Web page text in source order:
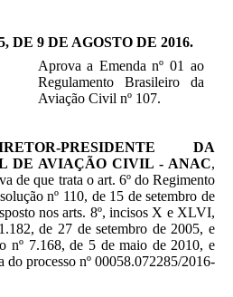
DE 9 DE AGOSTO DE 2016.
Aprova a Emenda nº 01 ao
Regulamento Brasileiro da
Aviação Civil nº 107.
PRESIDENTE DA
DE AVIAÇÃO CIVIL - ANAC,
de que trata o art. 6º do Regimento
nº 110, de 15 de setembro de
nos arts. 8º, incisos X e XLVI,
de 27 de setembro de 2005, e
nº 7.168, de 5 de maio de 2010, e
do processo nº 00058.072285/2016-